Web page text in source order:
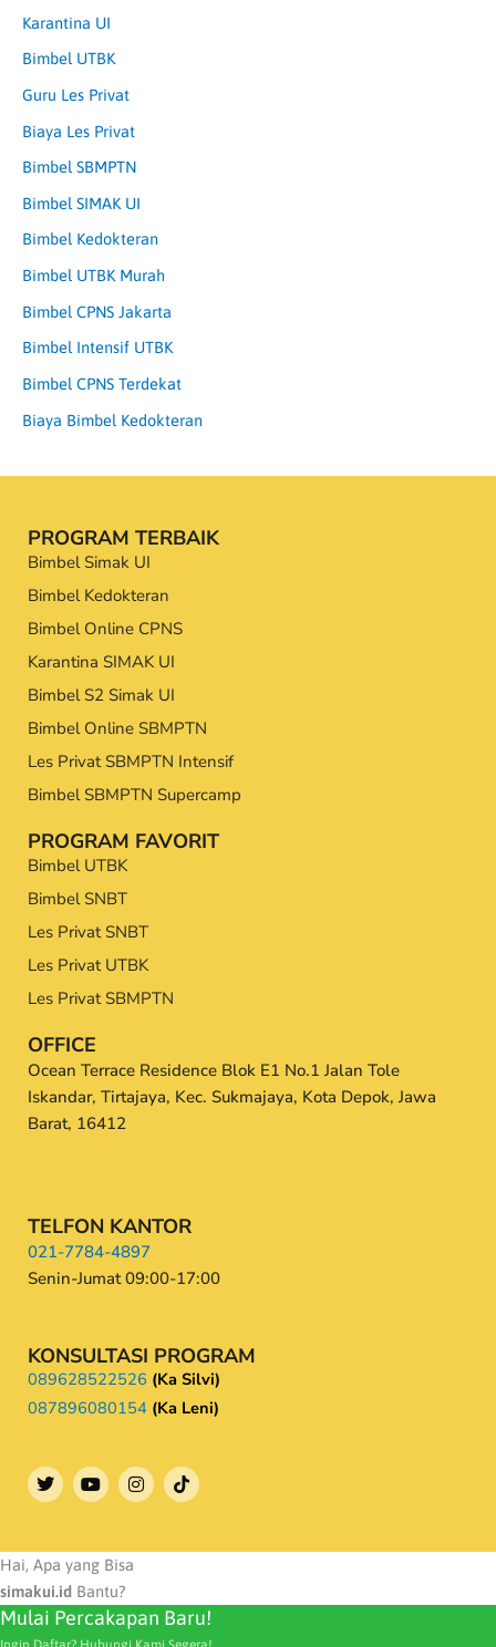
Karantina UI
Bimbel UTBK
Guru Les Privat
Biaya Les Privat
Bimbel SBMPTN
Bimbel SIMAK UI
Bimbel Kedokteran
Bimbel UTBK Murah
Bimbel CPNS Jakarta
Bimbel Intensif UTBK
Bimbel CPNS Terdekat
Biaya Bimbel Kedokteran
PROGRAM TERBAIK
Bimbel Simak UI
Bimbel Kedokteran
Bimbel Online CPNS
Karantina SIMAK UI
Bimbel S2 Simak UI
Bimbel Online SBMPTN
Les Privat SBMPTN Intensif
Bimbel SBMPTN Supercamp
PROGRAM FAVORIT
Bimbel UTBK
Bimbel SNBT
Les Privat SNBT
Les Privat UTBK
Les Privat SBMPTN
OFFICE
Ocean Terrace Residence Blok E1 No.1 Jalan Tole
Iskandar, Tirtajaya, Kec. Sukmajaya, Kota Depok, Jawa
Barat, 16412
TELFON KANTOR
021-7784-4897
Senin-Jumat 09:00-17:00
KONSULTASI PROGRAM
089628522526 (Ka Silvi)
087896080154 (Ka Leni)
T
w
e
r
Y
o
b
e
I
n
m
Hai, Apa yang Bisa
simakui.id Bantu?
Mulai Percakapan Baru!